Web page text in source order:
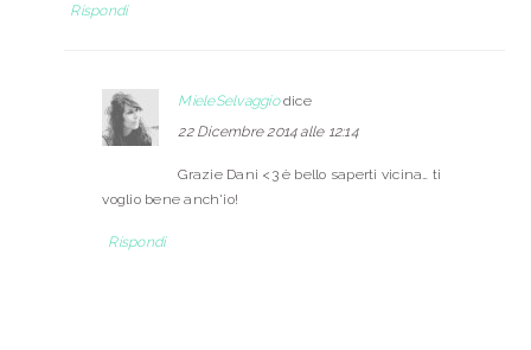
Rispondi
MieleSelvaggio dice
22 Dicembre 2014 alle 12:14
Grazie Dani <3 è bello saperti vicina… ti
voglio bene anch'io!
Rispondi